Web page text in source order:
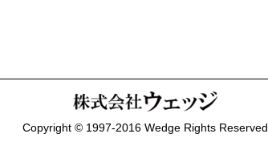
Copyright © 1997-2016 Wedge Rights Reserved